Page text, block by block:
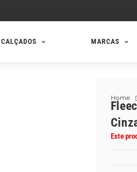
CALÇADOS MARCAS
Home
Este